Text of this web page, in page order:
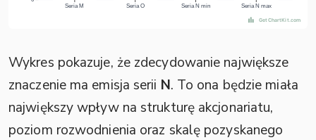
Wykres pokazuje, że zdecydowanie największe
znaczenie ma emisja serii N. To ona będzie miała
największy wpływ na strukturę akcjonariatu,
poziom rozwodnienia oraz skalę pozyskanego